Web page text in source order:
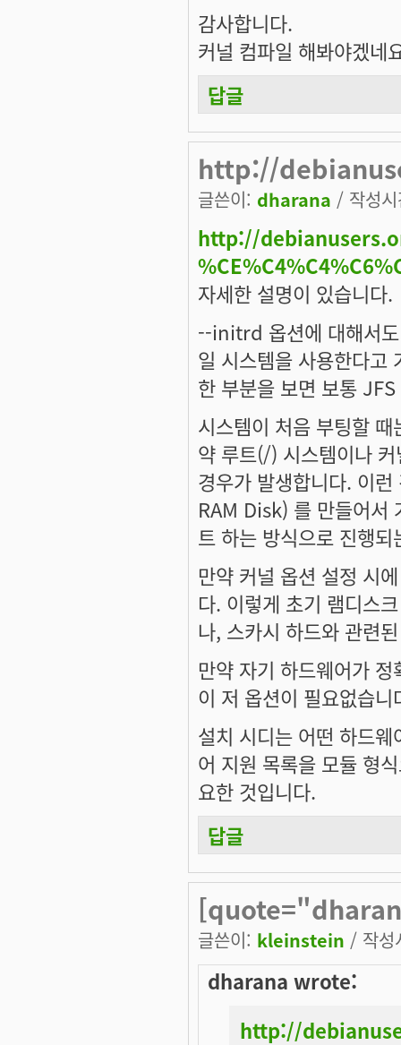
감사합니다.
커널 컴파일 해봐야겠네
답글
http://
글쓴이: dharana / 작성
http://
자세한 설명이 있습니다.
--initrd 옵션에 대해서도
일 시스템을 사용한다
한 부분을 보면 보통
시스템이 처음 부팅할
약 루트(/) 시스템이나
경우가 발생합니다. 이
RAM Disk) 를 만들어서
트 하는 방식으로 진행되
만약 커널 옵션 설정 시
다. 이렇게 초기 램디스
나, 스카시 하드와 관련
만약 자기 하드웨어가
이 저 옵션이 필요없습니
설치 시디는 어떤 하드
어 지원 목록을 모듈 형
요한 것입니다.
답글
글쓴이: kleinstein / 작
dharana wrote:
http://